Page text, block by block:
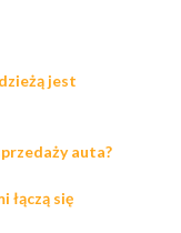
jest
auta?
łączą się